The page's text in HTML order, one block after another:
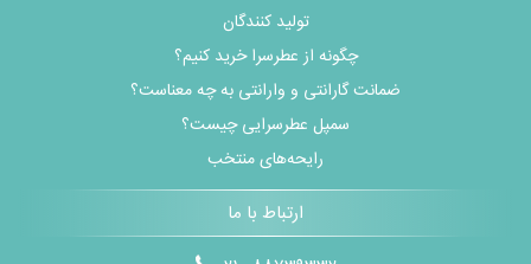
تولید کنندگان
چگونه از عطرسرا خرید کنیم؟
ضمانت گارانتی و وارانتی به چه معناست؟
سمپل عطرسرایی چیست؟
رایحه‌های منتخب
ارتباط با ما